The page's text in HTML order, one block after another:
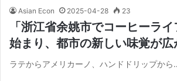
Asian Econ 2025-04-28 23
「浙江省余姚市でコーヒーラ
始まり、都市の新しい味覚が広
ラテからアメリカーノ、ハンドドリップから